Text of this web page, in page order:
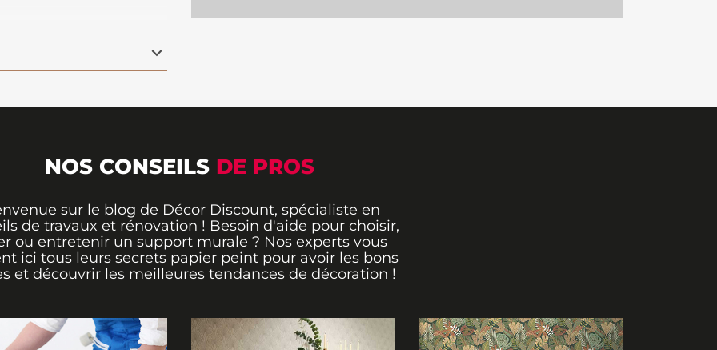
ou un bureau, ce
Grâce à sa
pose
colle directement
.
NOS CONSEILS DE PROS
sur le blog de Décor Discount, spécialiste en
de travaux et rénovation ! Besoin d'aide pour choisir,
ou entretenir un support murale ? Nos experts vous
ici tous leurs secrets papier peint pour avoir les bons
et découvrir les meilleures tendances de décoration !